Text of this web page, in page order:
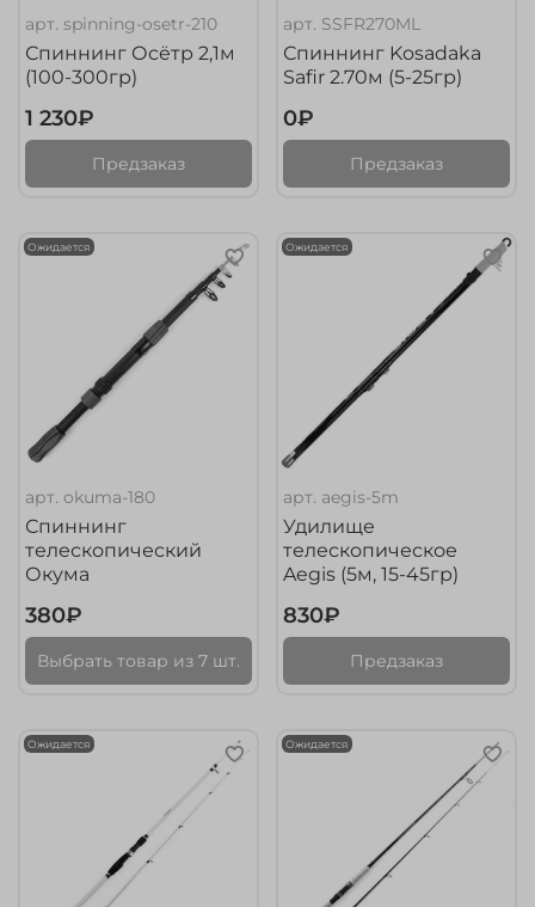
арт.spinning-osetr-210
Спиннинг Осётр 2,1м
(100-300гр)
1 230₽
Предзаказ
арт. SSFR270ML
Спиннинг Kosadaka
Safir 2.70м (5-25гр)
0₽
Предзаказ
Ожидается
арт.okuma-180
Спиннинг
телескопический
Окума
380₽
Выбрать товар из 7 шт.
Ожидается
арт. aegis-5m
Удилище
телескопическое
Aegis (5м, 15-45гр)
830₽
Предзаказ
Ожидается Ожидается